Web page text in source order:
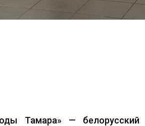
Тамара» — белорусский